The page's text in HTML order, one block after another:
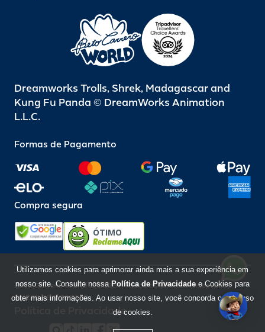
Dreamworks Trolls, Shrek, Madagascar and
Kung Fu Panda © DreamWorks Animation
L.L.C.
Formas de Pagamento
Compra segura
ÓTIMO
Beto Carrero World @ 2026 / Todos os direitos reservados
85.248.987/0001-10
Política de Privacidade
Utilizamos cookies para aprimorar ainda mais a sua experiência em
nosso site. Consulte nossa Política de Privacidade e Cookies para
obter mais informações. Ao usar nosso site, você concorda com o uso
de cookies.